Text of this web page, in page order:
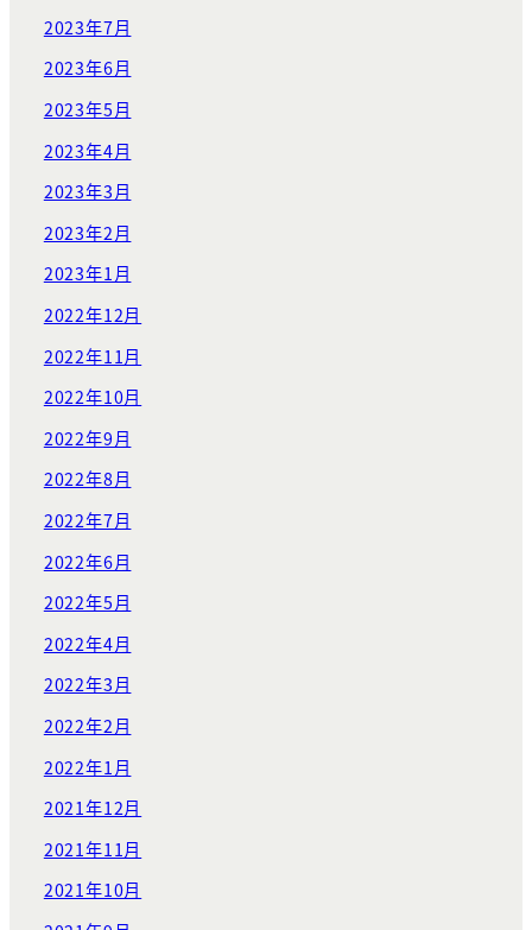
2023年7月
2023年6月
2023年5月
2023年4月
2023年3月
2023年2月
2023年1月
2022年12月
2022年11月
2022年10月
2022年9月
2022年8月
2022年7月
2022年6月
2022年5月
2022年4月
2022年3月
2022年2月
2022年1月
2021年12月
2021年11月
2021年10月